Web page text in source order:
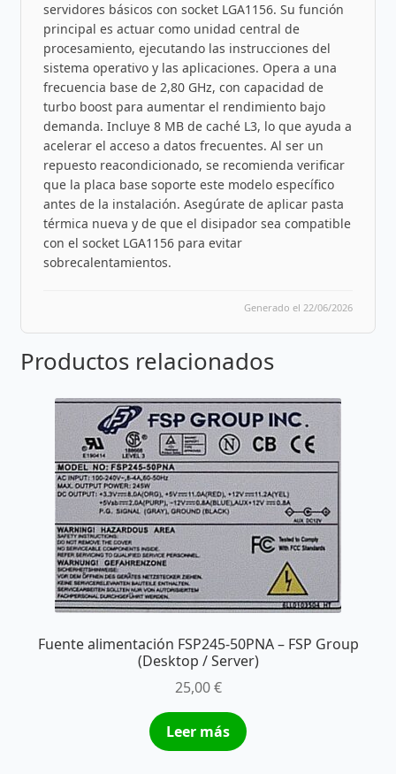
servidores básicos con socket LGA1156. Su función
principal es actuar como unidad central de
procesamiento, ejecutando las instrucciones del
sistema operativo y las aplicaciones. Opera a una
frecuencia base de 2,80 GHz, con capacidad de
turbo boost para aumentar el rendimiento bajo
demanda. Incluye 8 MB de caché L3, lo que ayuda a
acelerar el acceso a datos frecuentes. Al ser un
repuesto reacondicionado, se recomienda verificar
que la placa base soporte este modelo específico
antes de la instalación. Asegúrate de aplicar pasta
térmica nueva y de que el disipador sea compatible
con el socket LGA1156 para evitar
sobrecalentamientos.
Generado el 22/06/2026
Productos relacionados
Fuente alimentación FSP245-50PNA – FSP Group
(Desktop / Server)
25,00€
Leer más